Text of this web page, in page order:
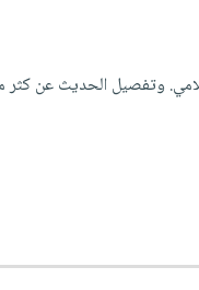
وتفصيل الحديث عن كثر